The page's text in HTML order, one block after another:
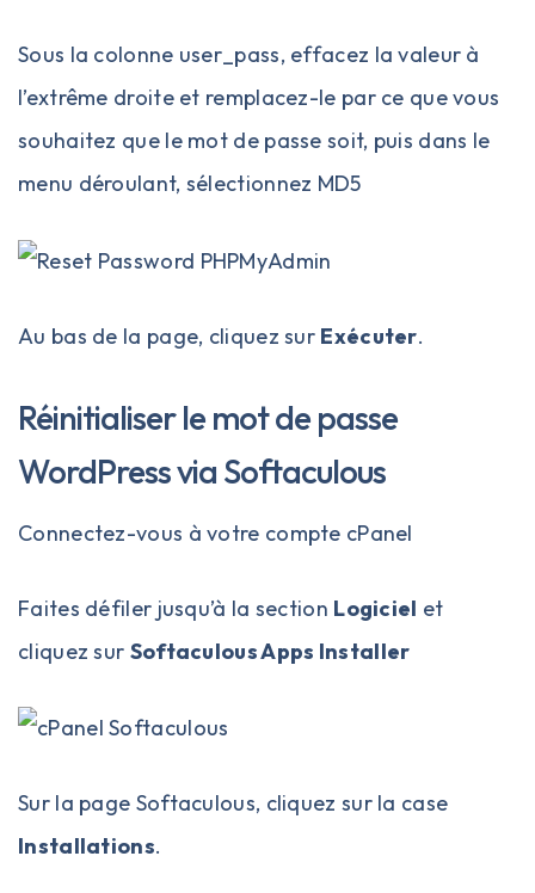
Sous la colonne user_pass, effacez la valeur à
l’extrême droite et remplacez-le par ce que vous
souhaitez que le mot de passe soit, puis dans le
menu déroulant, sélectionnez MD5
Au bas de la page, cliquez sur Exécuter.
Réinitialiser le mot de passe
WordPress via Softaculous
Connectez-vous à votre compte cPanel
Faites défiler jusqu’à la section Logiciel et
cliquez sur Softaculous Apps Installer
Sur la page Softaculous, cliquez sur la case
Installations.